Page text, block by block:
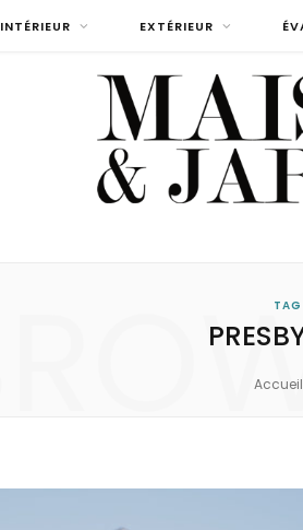
INTÉRIEUR EXTÉRIEUR
TAG
Accueil